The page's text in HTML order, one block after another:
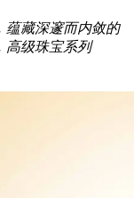
蕴藏深邃而内敛的
高级珠宝系列